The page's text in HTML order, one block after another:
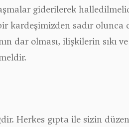
giderilerek
sadır olunca
dar olması, ilişkilerin sıkı
Herkes gıpta ile sizin